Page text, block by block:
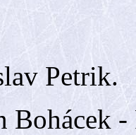
Petrik.
Bohácek